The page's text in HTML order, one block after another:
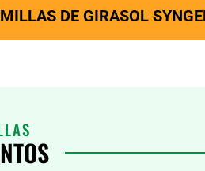
DE GIRASOL